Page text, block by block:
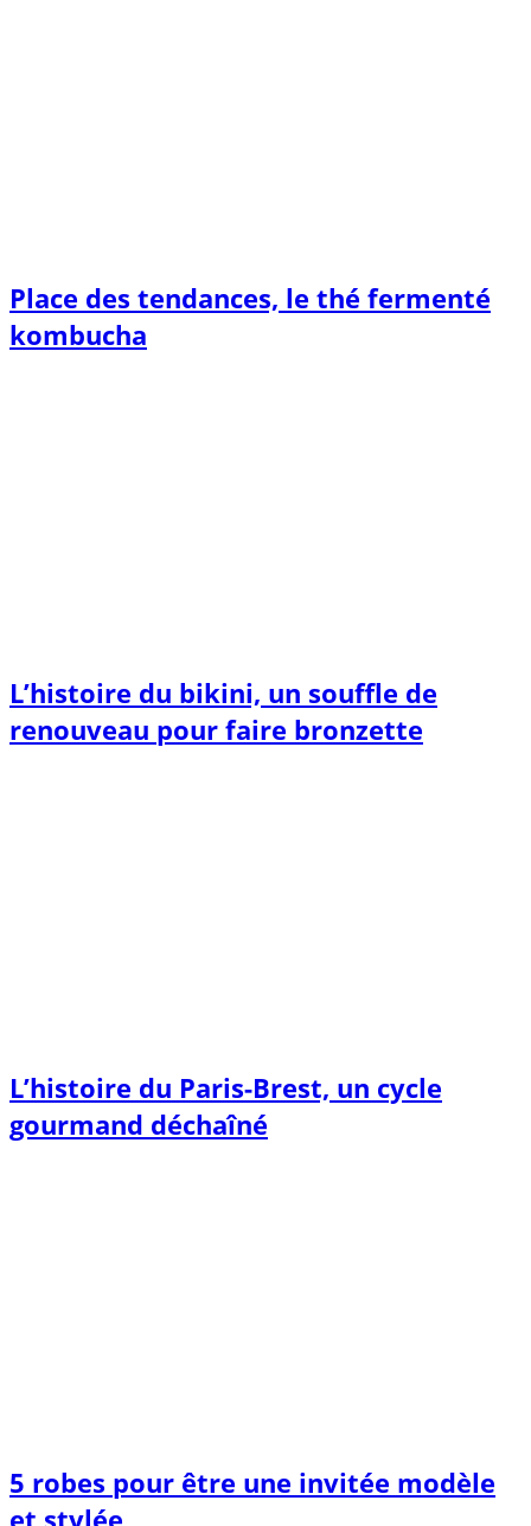
Place des tendances, le thé fermenté
kombucha
L’histoire du bikini, un souffle de
renouveau pour faire bronzette
L’histoire du Paris-Brest, un cycle
gourmand déchaîné
5 robes pour être une invitée modèle